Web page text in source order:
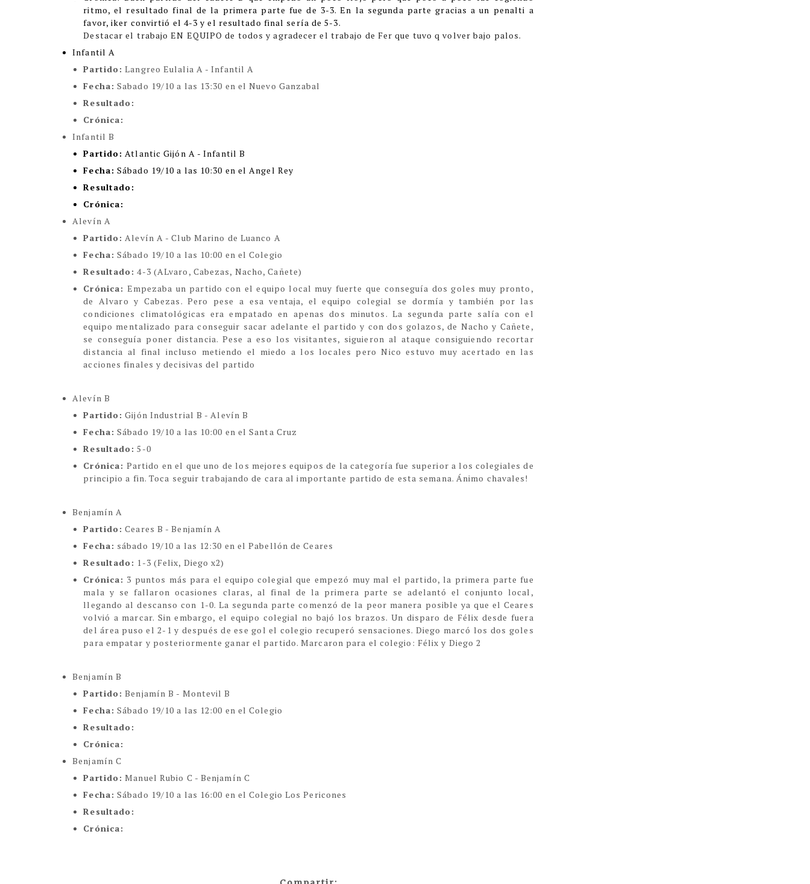
ritmo, el resultado final de la primera parte fue de 3-3. En la segunda parte gracias a un penalti a
favor, iker convirtió el 4-3 y el resultado final sería de 5-3.
Destacar el trabajo EN EQUIPO de todos y agradecer el trabajo de Fer que tuvo q volver bajo palos.
Infantil A
Partido: Langreo Eulalia A - Infantil A
Fecha: Sabado 19/10 a las 13:30 en el Nuevo Ganzabal
Resultado:
Crónica:
Infantil B
Partido: Atlantic Gijón A - Infantil B
Fecha: Sábado 19/10 a las 10:30 en el Angel Rey
Resultado:
Crónica:
Alevín A
Partido: Alevín A - Club Marino de Luanco A
Fecha: Sábado 19/10 a las 10:00 en el Colegio
Resultado: 4-3 (ALvaro, Cabezas, Nacho, Cañete)
Crónica: Empezaba un partido con el equipo local muy fuerte que conseguía dos goles muy pronto,
de Alvaro y Cabezas. Pero pese a esa ventaja, el equipo colegial se dormía y también por las
condiciones climatológicas era empatado en apenas dos minutos. La segunda parte salía con el
equipo mentalizado para conseguir sacar adelante el partido y con dos golazos, de Nacho y Cañete,
se conseguía poner distancia. Pese a eso los visitantes, siguieron al ataque consiguiendo recortar
distancia al final incluso metiendo el miedo a los locales pero Nico estuvo muy acertado en las
acciones finales y decisivas del partido
Alevín B
Partido: Gijón Industrial B - Alevín B
Fecha: Sábado 19/10 a las 10:00 en el Santa Cruz
Resultado: 5-0
Crónica: Partido en el que uno de los mejores equipos de la categoría fue superior a los colegiales de
principio a fin. Toca seguir trabajando de cara al importante partido de esta semana. Ánimo chavales!
Benjamín A
Partido: Ceares B - Benjamín A
Fecha: sábado 19/10 a las 12:30 en el Pabellón de Ceares
Resultado: 1-3 (Felix, Diego x2)
Crónica: 3 puntos más para el equipo colegial que empezó muy mal el partido, la primera parte fue
mala y se fallaron ocasiones claras, al final de la primera parte se adelantó el conjunto local,
llegando al descanso con 1-0. La segunda parte comenzó de la peor manera posible ya que el Ceares
volvió a marcar. Sin embargo, el equipo colegial no bajó los brazos. Un disparo de Félix desde fuera
del área puso el 2-1 y después de ese gol el colegio recuperó sensaciones. Diego marcó los dos goles
para empatar y posteriormente ganar el partido. Marcaron para el colegio: Félix y Diego 2
Benjamín B
Partido: Benjamín B - Montevil B
Fecha: Sábado 19/10 a las 12:00 en el Colegio
Resultado:
Crónica:
Benjamín C
Partido: Manuel Rubio C - Benjamín C
Fecha: Sábado 19/10 a las 16:00 en el Colegio Los Pericones
Resultado:
Crónica: